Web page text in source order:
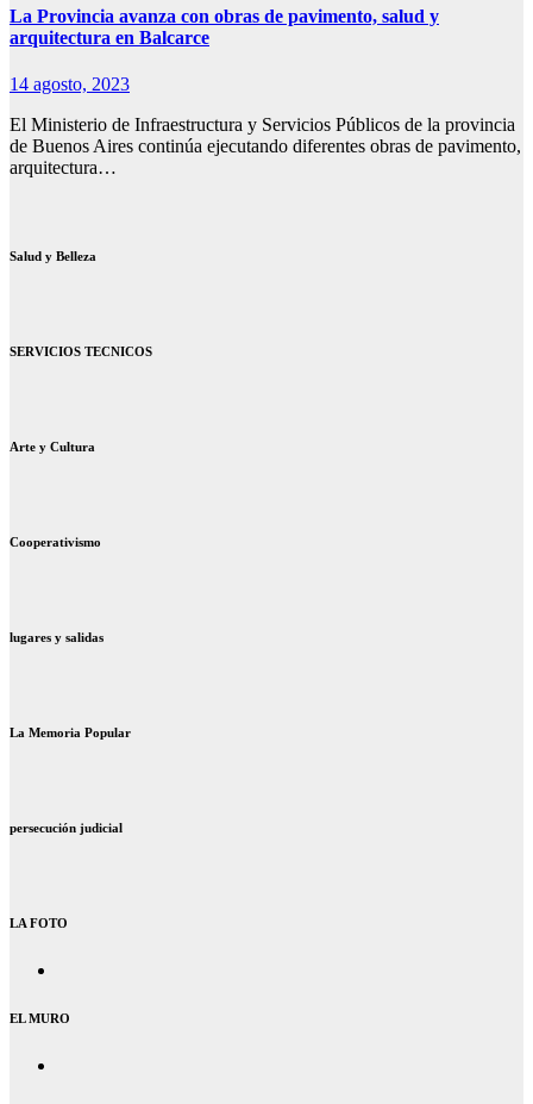
La Provincia avanza con obras de pavimento, salud y
arquitectura en Balcarce
14 agosto, 2023
El Ministerio de Infraestructura y Servicios Públicos de la provincia
de Buenos Aires continúa ejecutando diferentes obras de pavimento,
arquitectura…
Salud y Belleza
SERVICIOS TECNICOS
Arte y Cultura
Cooperativismo
lugares y salidas
La Memoria Popular
persecución judicial
LA FOTO
EL MURO